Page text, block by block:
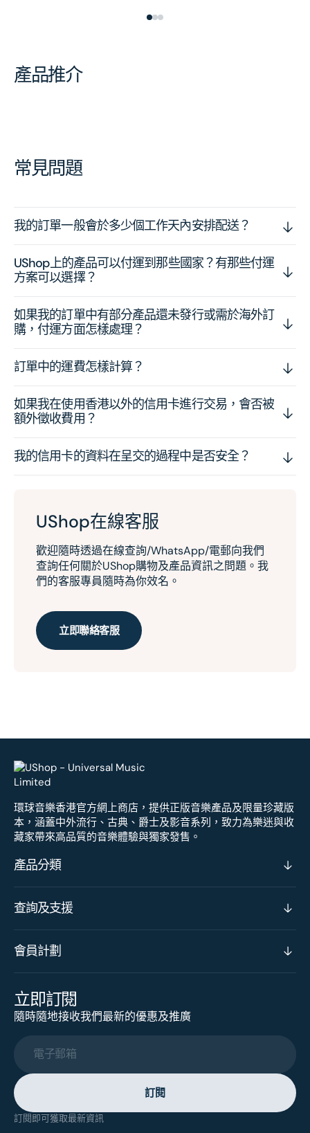
產品推介
常見問題
我的訂單一般會於多少個工作天內安排配送？
UShop上的產品可以付運到那些國家？有那些付運
方案可以選擇？
如果我的訂單中有部分產品還未發行或需於海外訂
購，付運方面怎樣處理？
訂單中的運費怎樣計算？
如果我在使用香港以外的信用卡進行交易，會否被
額外徵收費用？
我的信用卡的資料在呈交的過程中是否安全？
UShop在線客服
歡迎隨時透過在線查詢/WhatsApp/電郵向我們
查詢任何關於UShop購物及產品資訊之問題。我
們的客服專員隨時為你效名。
立即聯絡客服
環球音樂香港官方網上商店，提供正版音樂產品及限量珍藏版
本，涵蓋中外流行、古典、爵士及影音系列，致力為樂迷與收
藏家帶來高品質的音樂體驗與獨家發售。
產品分類
查詢及支援
會員計劃
立即訂閱
隨時隨地接收我們最新的優惠及推廣
電子郵箱
訂閱
訂閱即可獲取最新資訊